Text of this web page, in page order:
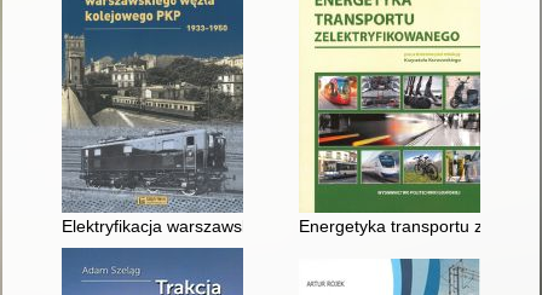
Elektryfikacja warszawskiego węzła kolejowego PKP 1933-
Energetyka transportu